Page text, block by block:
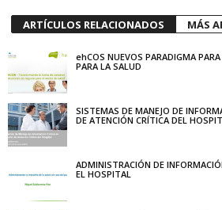
ARTÍCULOS RELACIONADOS MÁS
ehCOS NUEVOS PARADIGMA
PARA LA SALUD
SISTEMAS DE MANEJO DE
DE ATENCIÓN CRÍTICA DEL
ADMINISTRACIÓN DE
EL HOSPITAL